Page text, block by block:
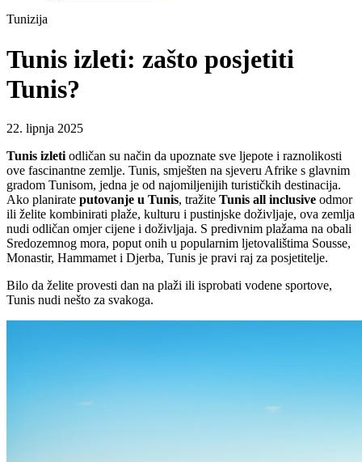
Tunizija
Tunis izleti: zašto posjetiti
Tunis?
22. lipnja 2025
Tunis izleti odličan su način da upoznate sve ljepote i raznolikosti
ove fascinantne zemlje. Tunis, smješten na sjeveru Afrike s glavnim
gradom Tunisom, jedna je od najomiljenijih turističkih destinacija.
Ako planirate putovanje u Tunis, tražite Tunis all inclusive odmor
ili želite kombinirati plaže, kulturu i pustinjske doživljaje, ova zemlja
nudi odličan omjer cijene i doživljaja. S predivnim plažama na obali
Sredozemnog mora, poput onih u popularnim ljetovalištima Sousse,
Monastir, Hammamet i Djerba, Tunis je pravi raj za posjetitelje.
Bilo da želite provesti dan na plaži ili isprobati vodene sportove,
Tunis nudi nešto za svakoga.